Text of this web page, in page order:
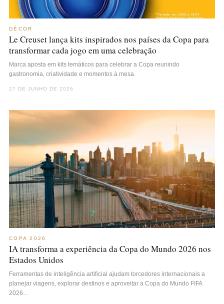
DÉCOR
Le Creuset lança kits inspirados nos países da Copa para
transformar cada jogo em uma celebração
Marca aposta em kits temáticos para celebrar a Copa reunindo
gastronomia, criatividade e momentos à mesa.
27 DE JUNHO DE 2026
COPA 2026
IA transforma a experiência da Copa do Mundo 2026 nos
Estados Unidos
Ferramentas de inteligência artificial ajudam torcedores internacionais a
planejar viagens, explorar destinos e aproveitar a Copa do Mundo FIFA
2026…